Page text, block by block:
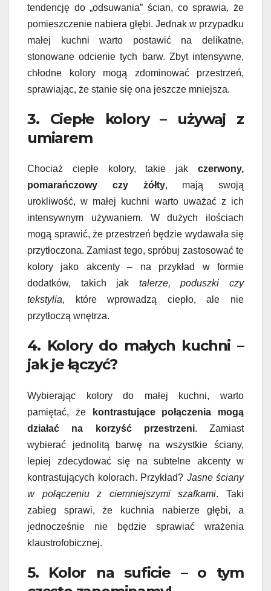
tendencję do „odsuwania” ścian, co sprawia, że
pomieszczenie nabiera głębi. Jednak w przypadku
małej kuchni warto postawić na delikatne,
stonowane odcienie tych barw. Zbyt intensywne,
chłodne kolory mogą zdominować przestrzeń,
sprawiając, że stanie się ona jeszcze mniejsza.
3. Ciepłe kolory – używaj z
umiarem
Chociaż ciepłe kolory, takie jak czerwony,
pomarańczowy czy żółty, mają swoją
urokliwość, w małej kuchni warto uważać z ich
intensywnym używaniem. W dużych ilościach
mogą sprawić, że przestrzeń będzie wydawała się
przytłoczona. Zamiast tego, spróbuj zastosować te
kolory jako akcenty – na przykład w formie
dodatków, takich jak talerze, poduszki czy
tekstylia, które wprowadzą ciepło, ale nie
przytłoczą wnętrza.
4. Kolory do małych kuchni –
jak je łączyć?
Wybierając kolory do małej kuchni, warto
pamiętać, że
kontrastujące połączenia mogą
działać na korzyść przestrzeni. Zamiast
wybierać jednolitą barwę na wszystkie ściany,
lepiej zdecydować się na subtelne akcenty w
kontrastujących kolorach. Przykład? Jasne ściany
w połączeniu z ciemniejszymi szafkami. Taki
zabieg sprawi, że kuchnia nabierze głębi, a
jednocześnie nie będzie sprawiać wrażenia
klaustrofobicznej.
5. Kolor na suficie – o tym